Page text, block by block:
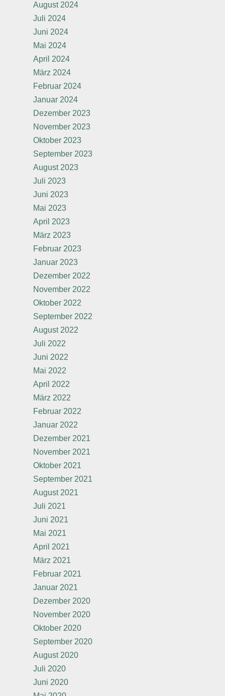
August 2024
Juli 2024
Juni 2024
Mai 2024
April 2024
März 2024
Februar 2024
Januar 2024
Dezember 2023
November 2023
Oktober 2023
September 2023
August 2023
Juli 2023
Juni 2023
Mai 2023
April 2023
März 2023
Februar 2023
Januar 2023
Dezember 2022
November 2022
Oktober 2022
September 2022
August 2022
Juli 2022
Juni 2022
Mai 2022
April 2022
März 2022
Februar 2022
Januar 2022
Dezember 2021
November 2021
Oktober 2021
September 2021
August 2021
Juli 2021
Juni 2021
Mai 2021
April 2021
März 2021
Februar 2021
Januar 2021
Dezember 2020
November 2020
Oktober 2020
September 2020
August 2020
Juli 2020
Juni 2020